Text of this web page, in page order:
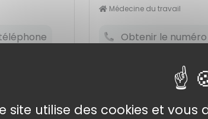
site utilise des cookies et
Médecine du travail
Obtenir le
Page1/